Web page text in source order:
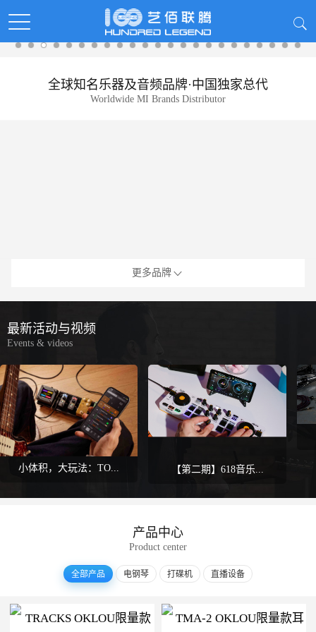
全球知名乐器及音频品牌·中国独家总代
Worldwide MI Brands Distributor
更多品牌
最新活动与视频
Events & videos
小体积，大玩法：TO... 【第二期】618音乐...
产品中心
Product center
全部产品 电钢琴 打碟机 直播设备